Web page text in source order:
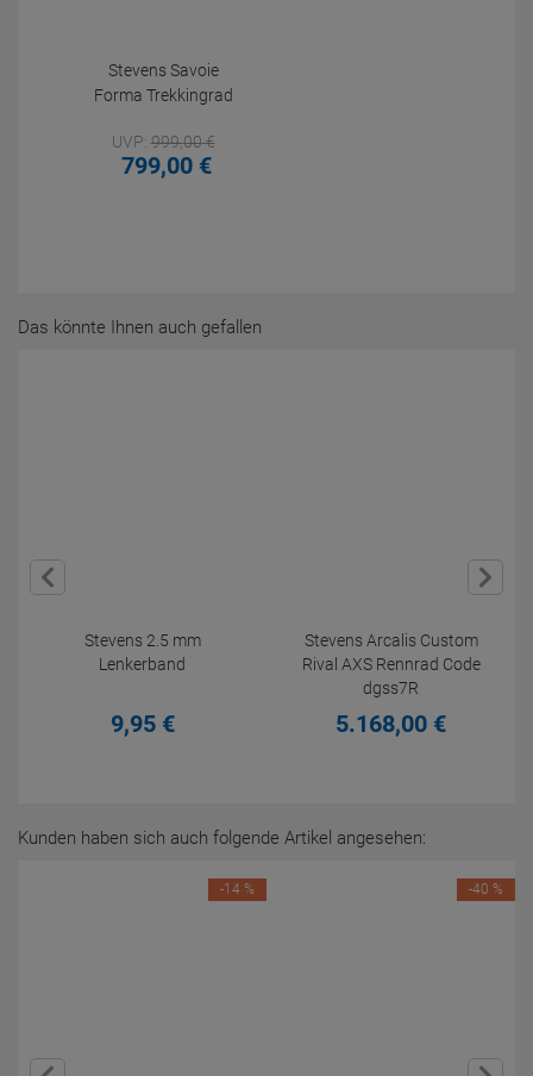
Stevens Savoie
Forma Trekkingrad
UVP:999,00€
799,00 €
Das könnte Ihnen auch gefallen
Stevens 2.5 mm
Lenkerband
9,95 €
Stevens Arcalis Custom
Rival AXS Rennrad Code
dgss7R
5.168,00 €
Kunden haben sich auch folgende Artikel angesehen:
-14 % -40 %